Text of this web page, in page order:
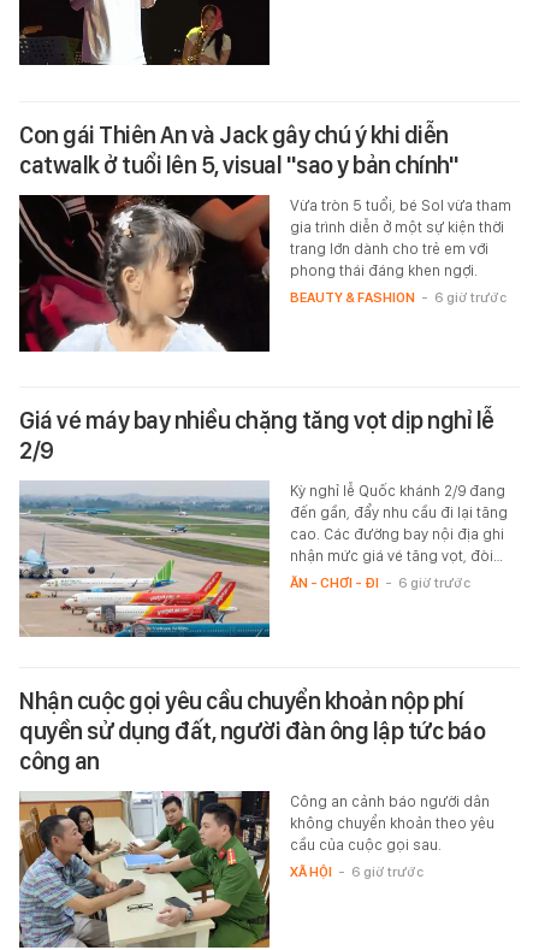
Con gái Thiên An và Jack gây chú ý khi diễn
catwalk ở tuổi lên 5, visual "sao y bản chính"
Vừa tròn 5 tuổi, bé Sol vừa tham
gia trình diễn ở một sự kiện thời
trang lớn dành cho trẻ em với
phong thái đáng khen ngợi.
BEAUTY & FASHION - 6 giờ trước
Giá vé máy bay nhiều chặng tăng vọt dịp nghỉ lễ
2/9
Kỳ nghỉ lễ Quốc khánh 2/9 đang
đến gần, đẩy nhu cầu đi lại tăng
cao. Các đường bay nội địa ghi
nhận mức giá vé tăng vọt, đòi…
ĂN - CHƠI - ĐI - 6 giờ trước
Nhận cuộc gọi yêu cầu chuyển khoản nộp phí
quyền sử dụng đất, người đàn ông lập tức báo
công an
Công an cảnh báo người dân
không chuyển khoản theo yêu
cầu của cuộc gọi sau.
XÃ HỘI - 6 giờ trước